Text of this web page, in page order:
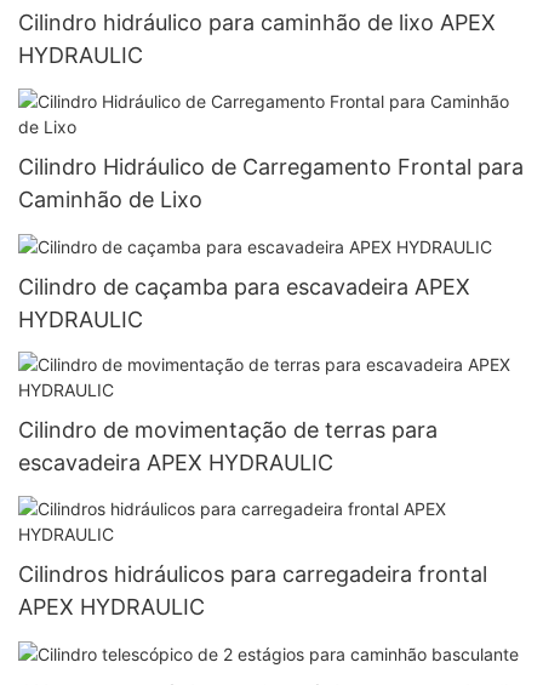
Cilindro hidráulico para caminhão de lixo APEX
HYDRAULIC
Cilindro Hidráulico de Carregamento Frontal para
Caminhão de Lixo
Cilindro de caçamba para escavadeira APEX
HYDRAULIC
Cilindro de movimentação de terras para
escavadeira APEX HYDRAULIC
Cilindros hidráulicos para carregadeira frontal
APEX HYDRAULIC